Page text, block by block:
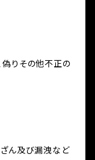
偽りその他不正の
ざん及び漏洩など